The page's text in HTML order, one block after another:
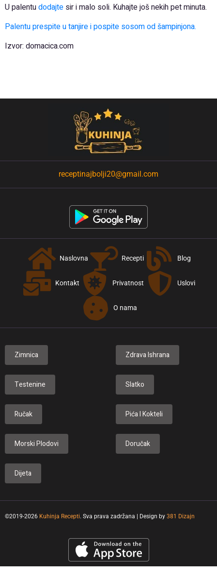
U palentudodajte sir i malo soli. Kuhajte još nekih pet minuta.
Palentu prespite u tanjire i pospite sosom od šampinjona.
Izvor: domacica.com
receptinajbolji20@gmail.com
Naslovna Recepti Blog
Kontakt Privatnost Uslovi
O nama
Zimnica Zdrava Ishrana
Testenine Slatko
Ručak Pića I Kokteli
Morski Plodovi Doručak
Dijeta
©2019-2026 Kuhinja Recepti. Sva prava zadržana | Design by 381 Dizajn